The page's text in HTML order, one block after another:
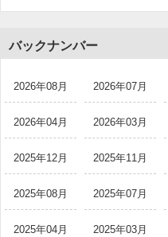
バックナンバー
2026年08月 2026年07月
2026年04月 2026年03月
2025年12月 2025年11月
2025年08月 2025年07月
2025年04月 2025年03月